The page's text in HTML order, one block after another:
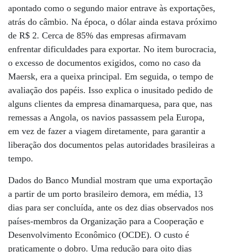
apontado como o segundo maior entrave às exportações,
atrás do câmbio. Na época, o dólar ainda estava próximo
de R$ 2. Cerca de 85% das empresas afirmavam
enfrentar dificuldades para exportar. No item burocracia,
o excesso de documentos exigidos, como no caso da
Maersk, era a queixa principal. Em seguida, o tempo de
avaliação dos papéis. Isso explica o inusitado pedido de
alguns clientes da empresa dinamarquesa, para que, nas
remessas a Angola, os navios passassem pela Europa,
em vez de fazer a viagem diretamente, para garantir a
liberação dos documentos pelas autoridades brasileiras a
tempo.
Dados do Banco Mundial mostram que uma exportação
a partir de um porto brasileiro demora, em média, 13
dias para ser concluída, ante os dez dias observados nos
países-membros da Organização para a Cooperação e
Desenvolvimento Econômico (OCDE). O custo é
praticamente o dobro. Uma redução para oito dias